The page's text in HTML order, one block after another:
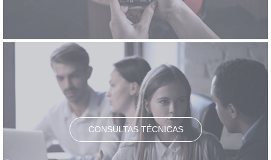
CONSULTAS TÉCNICAS